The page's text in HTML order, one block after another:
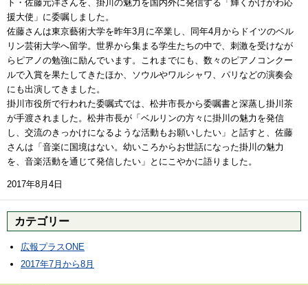
ト・佐藤元洋さんを、掛川の魅力を国内外に発信する「輝くかけがわ応
援大使」に委嘱しました。
佐藤さんは東京藝術大学を昨年3月に卒業し、同年4月からドイツのベル
リン芸術大学へ留学。世界から集まる学生たちの中で、刺激を受けなが
らピアノの勉強に励んでいます。これまでにも、数々のピアノコンクー
ルで入賞を果たしてきたほか、ソウルやワルシャワ、パリなどの演奏会
にも出演してきました。
掛川市役所で行われた委嘱式では、松井市長から委嘱書と深蒸し掛川茶
が手渡されました。松井市長が「ベルリンの方々に掛川の魅力を発信
し、交流のきっかけになるような活動もお願いしたい」と話すと、佐藤
さんは「音楽に国境はない。幼いころからお世話になった掛川の魅力
を、音楽活動を通じて発信したい」とにこやかに語りました。
2017年8月4日
カテゴリー
広報プラスONE
2017年7月から8月